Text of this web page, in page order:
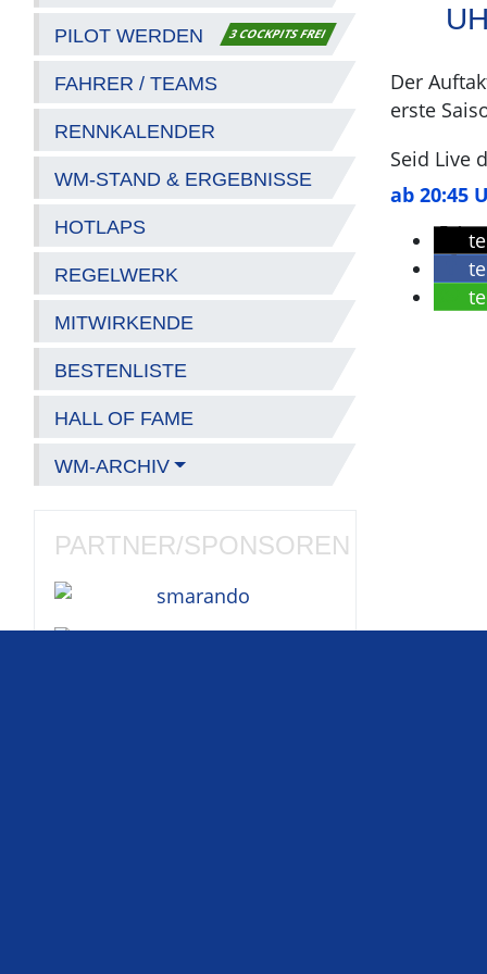
PILOT WERDEN 3 COCKPITS FREI
FAHRER / TEAMS
RENNKALENDER
WM-STAND & ERGEBNISSE
HOTLAPS
REGELWERK
MITWIRKENDE
BESTENLISTE
HALL OF FAME
WM-ARCHIV
PARTNER/SPONSOREN
HR
Der
erste
Seid Live
ab 20:45